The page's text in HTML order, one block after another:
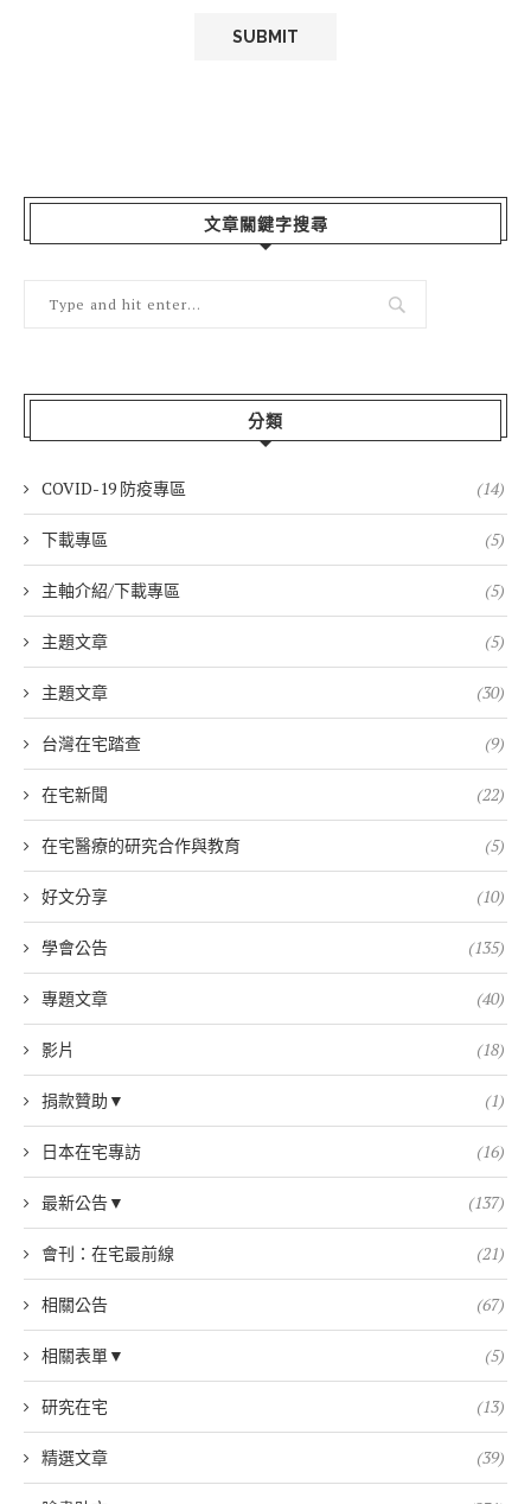
文章關鍵字搜尋
分類
COVID-19 防疫專區 (14)
下載專區 (5)
主軸介紹/下載專區 (5)
主題文章 (5)
主題文章 (30)
台灣在宅踏查 (9)
在宅新聞 (22)
在宅醫療的研究合作與教育 (5)
好文分享 (10)
學會公告 (135)
專題文章 (40)
影片 (18)
捐款贊助▼ (1)
日本在宅專訪 (16)
最新公告▼ (137)
會刊：在宅最前線 (21)
相關公告 (67)
相關表單▼ (5)
研究在宅 (13)
精選文章 (39)